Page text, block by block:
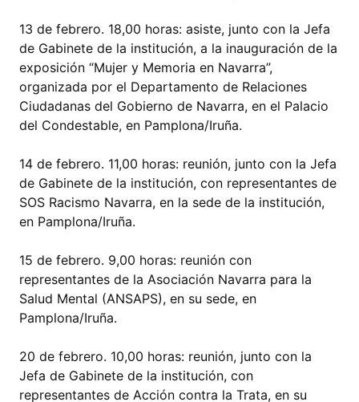
13 de febrero. 18,00 horas: asiste, junto con la Jefa
de Gabinete de la institución, a la inauguración de la
exposición “Mujer y Memoria en Navarra”,
organizada por el Departamento de Relaciones
Ciudadanas del Gobierno de Navarra, en el Palacio
del Condestable, en Pamplona/Iruña.
14 de febrero. 11,00 horas: reunión, junto con la Jefa
de Gabinete de la institución, con representantes de
SOS Racismo Navarra, en la sede de la institución,
en Pamplona/Iruña.
15 de febrero. 9,00 horas: reunión con
representantes de la Asociación Navarra para la
Salud Mental (ANSAPS), en su sede, en
Pamplona/Iruña.
20 de febrero. 10,00 horas: reunión, junto con la
Jefa de Gabinete de la institución, con
representantes de Acción contra la Trata, en su